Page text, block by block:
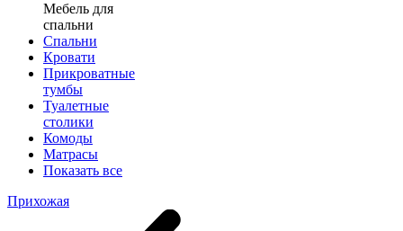
Мебель для
спальни
Спальни
Кровати
Прикроватные
тумбы
Туалетные
столики
Комоды
Матрасы
Показать все
Прихожая